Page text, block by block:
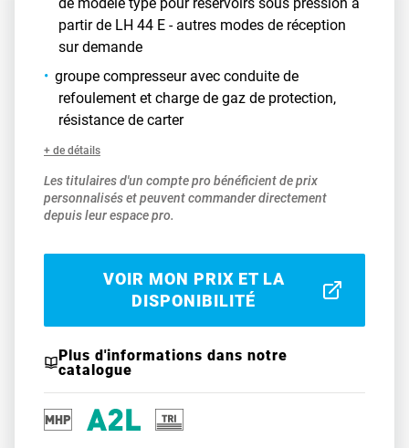
de modèle type pour réservoirs sous pression à
partir de LH 44 E - autres modes de réception
sur demande
groupe compresseur avec conduite de
refoulement et charge de gaz de protection,
résistance de carter
+ de détails
Les titulaires d'un compte pro bénéficient de prix
personnalisés et peuvent commander directement
depuis leur espace pro.
VOIR MON PRIX ET LA
DISPONIBILITÉ
Plus d'informations dans notre
catalogue